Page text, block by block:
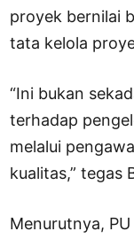
proyek bernilai
tata kelola
“Ini bukan
terhadap
melalui
kualitas,” tegas
Menurutnya,